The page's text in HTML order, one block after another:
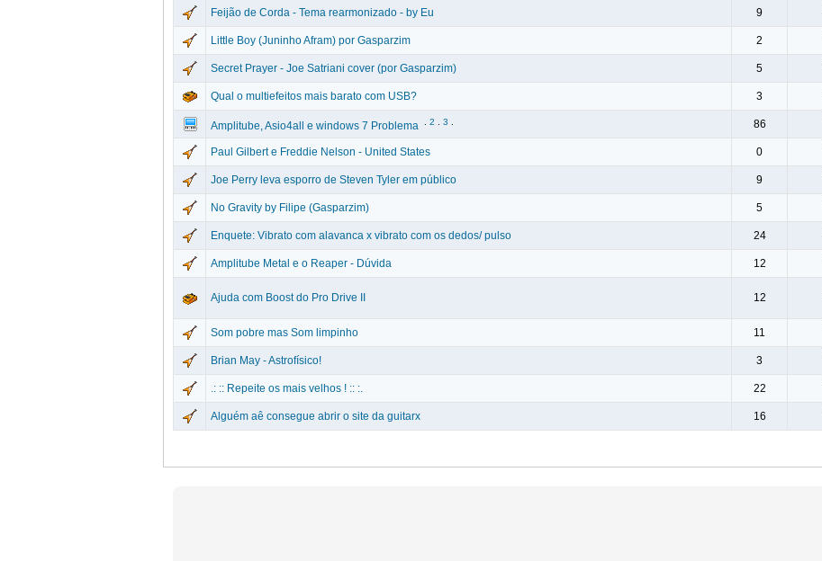
Feijão de Corda - Tema rearmonizado - by Eu 9
Little Boy (Juninho Afram) por Gasparzim 2
Secret Prayer - Joe Satriani cover (por Gasparzim) 5
Qual o multiefeitos mais barato com USB? 3
Amplitube, Asio4all e windows 7 Problema 2 3 86
Paul Gilbert e Freddie Nelson - United States 0
Joe Perry leva esporro de Steven Tyler em público 9
No Gravity by Filipe (Gasparzim) 5
Enquete: Vibrato com alavanca x vibrato com os dedos/ pulso 24
Amplitube Metal e o Reaper - Dúvida 12
Ajuda com Boost do Pro Drive II 12
Som pobre mas Som limpinho 11
Brian May - Astrofísico! 3
.: :: Repeite os mais velhos ! :: :. 22
Alguém aê consegue abrir o site da guitarx 16